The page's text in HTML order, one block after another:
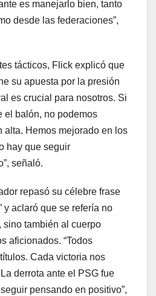
es manejarlo bien, tanto
desde las federaciones”,
tácticos, Flick explicó que
su apuesta por la presión
es crucial para nosotros. Si
el balón, no podemos
alta. Hemos mejorado en los
hay que seguir
señaló.
repasó su célebre frase
y aclaró que se refería no
también al cuerpo
aficionados. “Todos
Cada victoria nos
derrota ante el PSG fue
pensando en positivo”,